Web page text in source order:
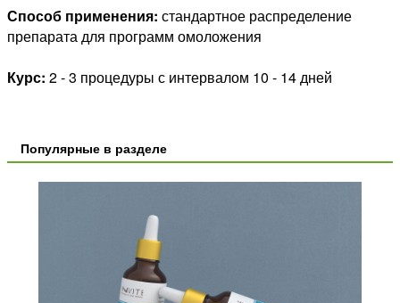
Способ применения: стандартное распределение
препарата для программ омоложения
Курс: 2 - 3 процедуры с интервалом 10 - 14 дней
Популярные в разделе